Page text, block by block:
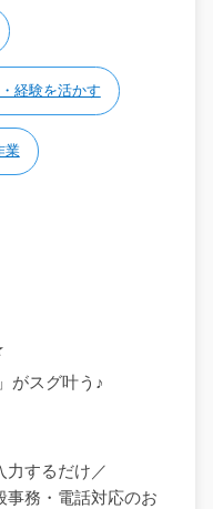
経験を活かす
業
がスグ叶う♪
力するだけ／
事務・電話対応のお